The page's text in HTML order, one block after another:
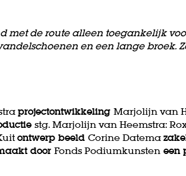
met de route alleen toegankelijk
en een lange broek.
projectontwikkeling Marjolijn van
stg. Marjolijn van Heemstra:
ontwerp beeld Corine Datema
door Fonds Podiumkunsten een